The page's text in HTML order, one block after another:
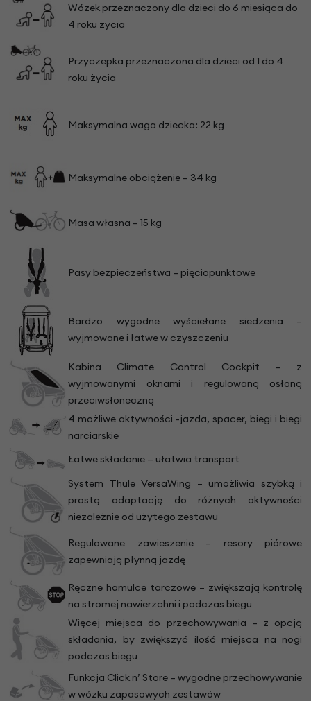
Wózek przeznaczony dla dzieci do 6 miesiąca do
4 roku życia
Przyczepka przeznaczona dla dzieci od 1 do 4
roku życia
Maksymalna waga dziecka: 22 kg
Maksymalne obciążenie – 34 kg
Masa własna – 15 kg
Pasy bezpieczeństwa – pięciopunktowe
Bardzo wygodne wyściełane siedzenia –
wyjmowane i łatwe w czyszczeniu
Kabina Climate Control Cockpit – z
wyjmowanymi oknami i regulowaną osłoną
przeciwsłoneczną
4 możliwe aktywności -jazda, spacer, biegi i biegi
narciarskie
Łatwe składanie — ułatwia transport
System Thule VersaWing – umożliwia szybką i
prostą adaptację do różnych aktywności
niezależnie od użytego zestawu
Regulowane zawieszenie – resory piórowe
zapewniają płynną jazdę
Ręczne hamulce tarczowe – zwiększają kontrolę
na stromej nawierzchni i podczas biegu
Więcej miejsca do przechowywania – z opcją
składania, by zwiększyć ilość miejsca na nogi
podczas biegu
Funkcja Click n’ Store – wygodne przechowywanie
w wózku zapasowych zestawów